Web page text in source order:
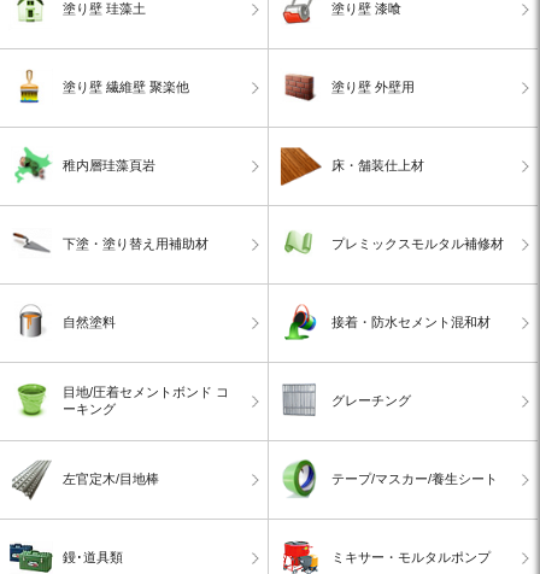
塗り壁 珪藻土 塗り壁 漆喰
塗り壁 繊維壁 聚楽他 塗り壁 外壁用
稚内層珪藻頁岩 床・舗装仕上材
下塗・塗り替え用補助材 プレミックスモルタル補修材
自然塗料 接着・防水セメント混和材
目地/圧着セメントボンド コ
ーキング
グレーチング
左官定木/目地棒 テープ/マスカー/養生シート
鏝･道具類 ミキサー・モルタルポンプ